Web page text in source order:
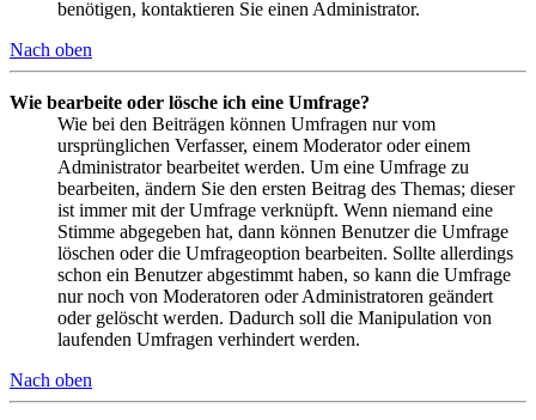
benötigen, kontaktieren Sie einen Administrator.
Nach oben
Wie bearbeite oder lösche ich eine Umfrage?
Wie bei den Beiträgen können Umfragen nur vom
ursprünglichen Verfasser, einem Moderator oder einem
Administrator bearbeitet werden. Um eine Umfrage zu
bearbeiten, ändern Sie den ersten Beitrag des Themas; dieser
ist immer mit der Umfrage verknüpft. Wenn niemand eine
Stimme abgegeben hat, dann können Benutzer die Umfrage
löschen oder die Umfrageoption bearbeiten. Sollte allerdings
schon ein Benutzer abgestimmt haben, so kann die Umfrage
nur noch von Moderatoren oder Administratoren geändert
oder gelöscht werden. Dadurch soll die Manipulation von
laufenden Umfragen verhindert werden.
Nach oben